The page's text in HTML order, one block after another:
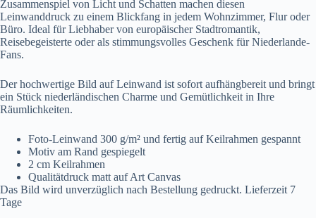
Zusammenspiel von Licht und Schatten machen diesen
Leinwanddruck zu einem Blickfang in jedem Wohnzimmer, Flur oder
Büro. Ideal für Liebhaber von europäischer Stadtromantik,
Reisebegeisterte oder als stimmungsvolles Geschenk für Niederlande-
Fans.
Der hochwertige Bild auf Leinwand ist sofort aufhängbereit und bringt
ein Stück niederländischen Charme und Gemütlichkeit in Ihre
Räumlichkeiten.
Foto-Leinwand 300 g/m² und fertig auf Keilrahmen gespannt
Motiv am Rand gespiegelt
2 cm Keilrahmen
Qualitätdruck matt auf Art Canvas
Das Bild wird unverzüglich nach Bestellung gedruckt. Lieferzeit 7
Tage